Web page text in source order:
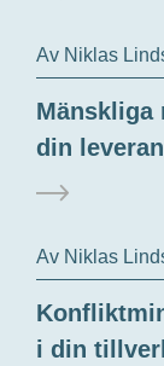
Av Niklas
Mänskliga
din
Av Niklas
i din